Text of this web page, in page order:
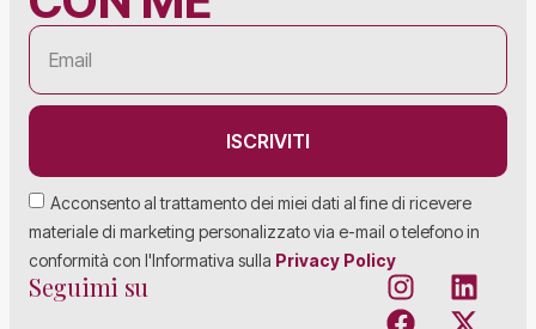
Acconsento al trattamento dei miei dati al fine di ricevere
materiale di marketing personalizzato via e-mail o telefono in
conformità con l'Informativa sulla Privacy Policy
ISCRIVITI
Seguimi su